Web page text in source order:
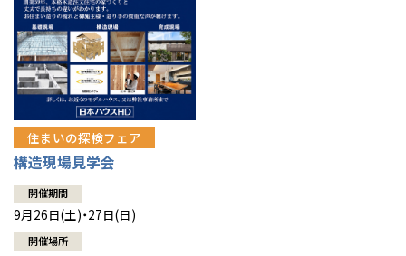
住まいの探検フェア
構造現場見学会
開催期間
9月26日(土)・27日(日)
開催場所